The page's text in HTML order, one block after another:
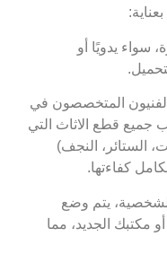
سواء يدويًا أو
المتخصصون في
جميع قطع الاثاث التي
الستائر، النجف)
كفاءتها.
يتم وضع
مكتبك الجديد، مما